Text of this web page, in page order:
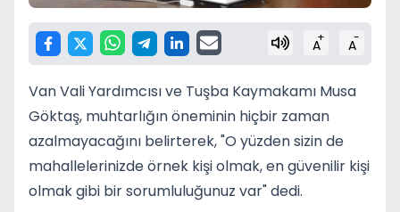
A+ A-
Van Vali Yardımcısı ve Tuşba Kaymakamı Musa
Göktaş, muhtarlığın öneminin hiçbir zaman
azalmayacağını belirterek, "O yüzden sizin de
mahallelerinizde örnek kişi olmak, en güvenilir kişi
olmak gibi bir sorumluluğunuz var" dedi.